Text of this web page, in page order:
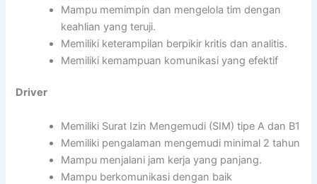
Mampu memimpin dan mengelola tim dengan
keahlian yang teruji.
Memiliki keterampilan berpikir kritis dan analitis.
Memiliki kemampuan komunikasi yang efektif
Driver
Memiliki Surat Izin Mengemudi (SIM) tipe A dan B1
Memiliki pengalaman mengemudi minimal 2 tahun
Mampu menjalani jam kerja yang panjang.
Mampu berkomunikasi dengan baik